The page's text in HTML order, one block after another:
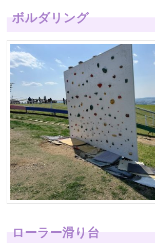
ボルダリング
ローラー滑り台